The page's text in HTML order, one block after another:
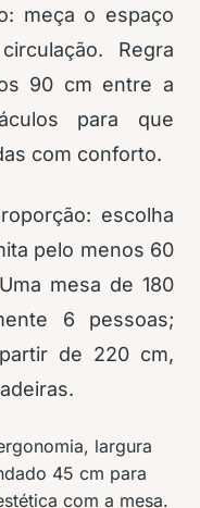
meça o espaço
Regra
90 cm entre a
para que
com conforto.
escolha
pelo menos 60
mesa de 180
6 pessoas;
de 220 cm,
largura
45 cm para
com a mesa.